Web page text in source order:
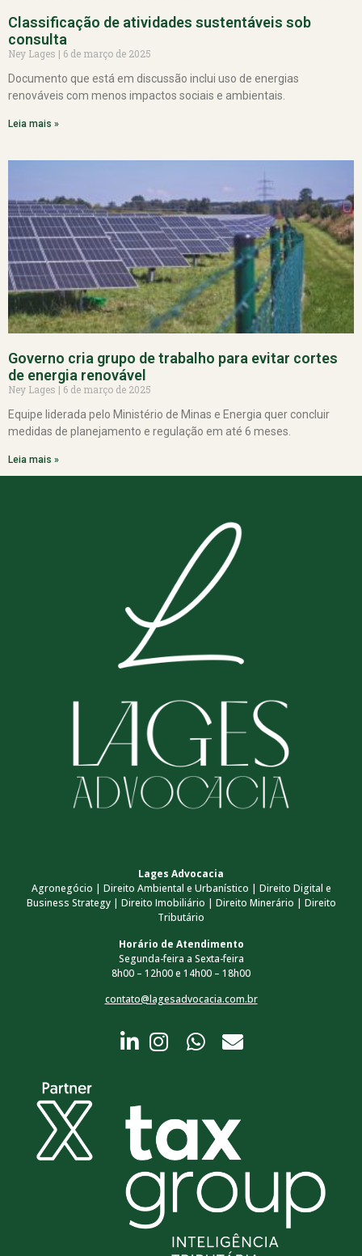
Classificação de atividades sustentáveis sob
consulta
Ney Lages
6 de março de 2025
Documento que está em discussão inclui uso de energias
renováveis com menos impactos sociais e ambientais.
Leia mais »
Governo cria grupo de trabalho para evitar cortes
de energia renovável
Ney Lages
6 de março de 2025
Equipe liderada pelo Ministério de Minas e Energia quer concluir
medidas de planejamento e regulação em até 6 meses.
Leia mais »
Lages Advocacia
Agronegócio | Direito Ambiental e Urbanístico | Direito Digital e
Business Strategy | Direito Imobiliário | Direito Minerário | Direito
Tributário
Horário de Atendimento
Segunda-feira a Sexta-feira
8h00 – 12h00 e 14h00 – 18h00
contato@lagesadvocacia.com.br